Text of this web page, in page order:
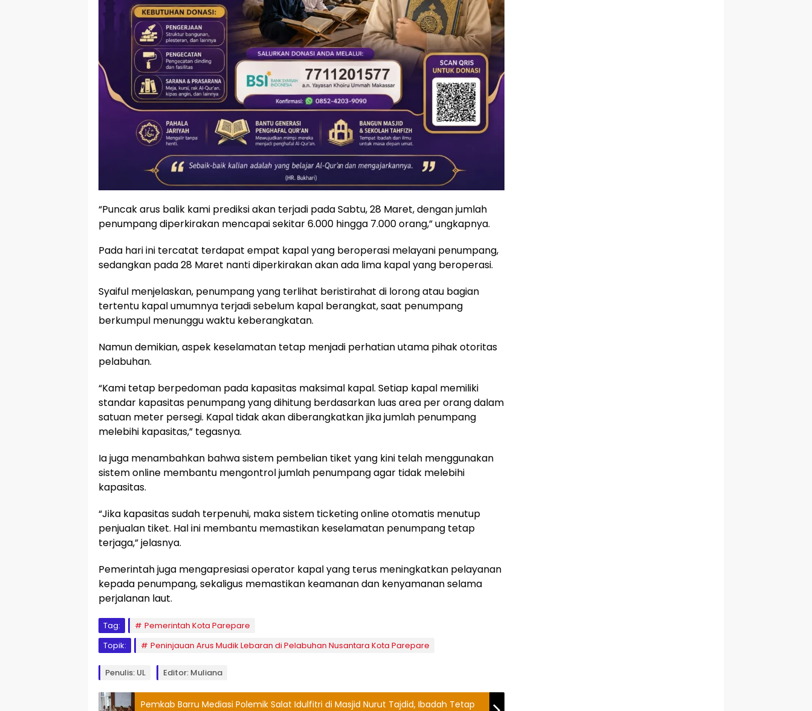
“Puncak arus balik kami prediksi akan terjadi pada Sabtu, 28 Maret, dengan jumlah
penumpang diperkirakan mencapai sekitar 6.000 hingga 7.000 orang,” ungkapnya.
Pada hari ini tercatat terdapat empat kapal yang beroperasi melayani penumpang,
sedangkan pada 28 Maret nanti diperkirakan akan ada lima kapal yang beroperasi.
Syaiful menjelaskan, penumpang yang terlihat beristirahat di lorong atau bagian
tertentu kapal umumnya terjadi sebelum kapal berangkat, saat penumpang
berkumpul menunggu waktu keberangkatan.
Namun demikian, aspek keselamatan tetap menjadi perhatian utama pihak otoritas
pelabuhan.
“Kami tetap berpedoman pada kapasitas maksimal kapal. Setiap kapal memiliki
standar kapasitas penumpang yang dihitung berdasarkan luas area per orang dalam
satuan meter persegi. Kapal tidak akan diberangkatkan jika jumlah penumpang
melebihi kapasitas,” tegasnya.
Ia juga menambahkan bahwa sistem pembelian tiket yang kini telah menggunakan
sistem online membantu mengontrol jumlah penumpang agar tidak melebihi
kapasitas.
“Jika kapasitas sudah terpenuhi, maka sistem ticketing online otomatis menutup
penjualan tiket. Hal ini membantu memastikan keselamatan penumpang tetap
terjaga,” jelasnya.
Pemerintah juga mengapresiasi operator kapal yang terus meningkatkan pelayanan
kepada penumpang, sekaligus memastikan keamanan dan kenyamanan selama
perjalanan laut.
Tag:
Pemerintah Kota Parepare
Topik:
Peninjauan Arus Mudik Lebaran di Pelabuhan Nusantara Kota Parepare
Penulis: UL Editor: Muliana
Pemkab Barru Mediasi Polemik Salat Idulfitri di Masjid Nurut Tajdid, Ibadah Tetap